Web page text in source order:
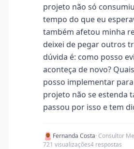
projeto não só
tempo do que eu
também afetou minha
deixei de pegar outros
dúvida é: como posso
aconteça de novo?
posso implementar
projeto não se estenda
passou por isso e tem
Fernanda Costa· Consultor
721 visualizações4 respostas